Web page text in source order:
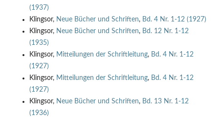
(1937)
Klingsor, Neue Bücher und Schriften, Bd. 4 Nr. 1-12 (1927)
Klingsor, Neue Bücher und Schriften, Bd. 12 Nr. 1-12
(1935)
Klingsor, Mitteilungen der Schriftleitung, Bd. 4 Nr. 1-12
(1927)
Klingsor, Mitteilungen der Schriftleitung, Bd. 4 Nr. 1-12
(1927)
Klingsor, Neue Bücher und Schriften, Bd. 13 Nr. 1-12
(1936)